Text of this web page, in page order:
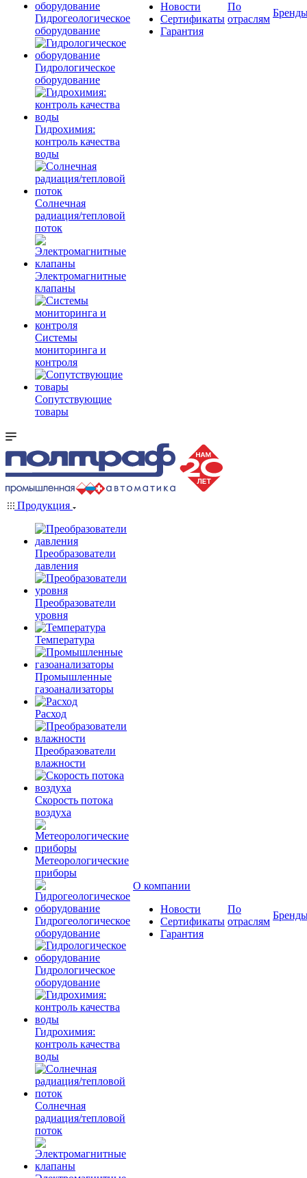
Гидрогеологическое
оборудование
Гидрологическое
оборудование
Гидрохимия:
контроль качества
воды
Солнечная
радиация/тепловой
поток
Электромагнитные
клапаны
Системы
мониторинга и
контроля
Сопутствующие
товары
Новости
Сертификаты
Гарантия
По
отраслям
Продукция
Преобразователи
давления
Преобразователи
уровня
Температура
Промышленные
газоанализаторы
Расход
Преобразователи
влажности
Скорость потока
воздуха
Метеорологические
приборы
Гидрогеологическое
оборудование
Гидрологическое
оборудование
Гидрохимия:
контроль качества
воды
Солнечная
радиация/тепловой
поток
О компании
Новости
Сертификаты
Гарантия
По
отраслям